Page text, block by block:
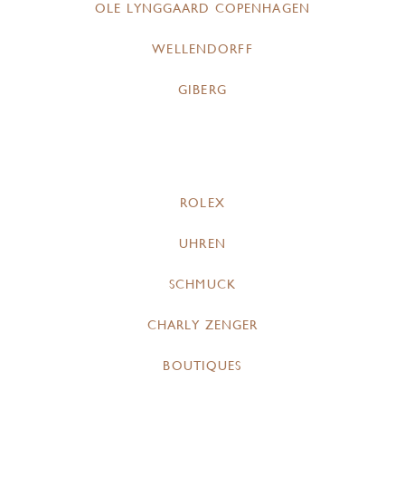
OLE LYNGGAARD COPENHAGEN
WELLENDORFF
GIBERG
ROLEX
UHREN
SCHMUCK
CHARLY ZENGER
BOUTIQUES